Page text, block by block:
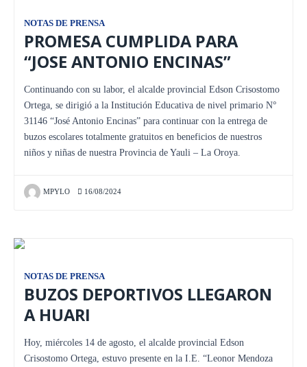
NOTAS DE PRENSA
PROMESA CUMPLIDA PARA
“JOSE ANTONIO ENCINAS”
Continuando con su labor, el alcalde provincial Edson Crisostomo
Ortega, se dirigió a la Institución Educativa de nivel primario N°
31146 “José Antonio Encinas” para continuar con la entrega de
buzos escolares totalmente gratuitos en beneficios de nuestros
niños y niñas de nuestra Provincia de Yauli – La Oroya.
MPYLO 16/08/2024
NOTAS DE PRENSA
BUZOS DEPORTIVOS LLEGARON
A HUARI
Hoy, miércoles 14 de agosto, el alcalde provincial Edson
Crisostomo Ortega, estuvo presente en la I.E. “Leonor Mendoza